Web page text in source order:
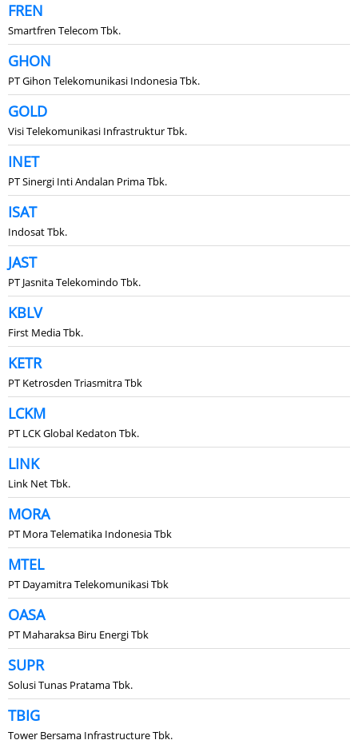
FREN
Smartfren Telecom Tbk.
GHON
PT Gihon Telekomunikasi Indonesia Tbk.
GOLD
Visi Telekomunikasi Infrastruktur Tbk.
INET
PT Sinergi Inti Andalan Prima Tbk.
ISAT
Indosat Tbk.
JAST
PT Jasnita Telekomindo Tbk.
KBLV
First Media Tbk.
KETR
PT Ketrosden Triasmitra Tbk
LCKM
PT LCK Global Kedaton Tbk.
LINK
Link Net Tbk.
MORA
PT Mora Telematika Indonesia Tbk
MTEL
PT Dayamitra Telekomunikasi Tbk
OASA
PT Maharaksa Biru Energi Tbk
SUPR
Solusi Tunas Pratama Tbk.
TBIG
Tower Bersama Infrastructure Tbk.